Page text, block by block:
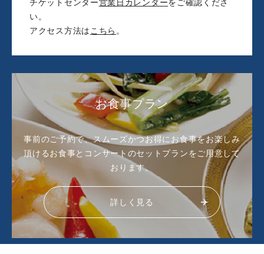
チケットセンター営業日カレンダーをご確認くださ
い。
アクセス方法は こちら 。
お食事プラン
事前のご予約で、スムーズかつお得にお食事をお楽しみ
頂けるお食事とコンサートのセットプランをご用意して
おります。
詳しく見る